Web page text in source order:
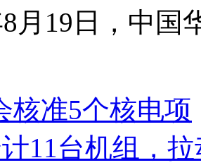
8月19日，中国